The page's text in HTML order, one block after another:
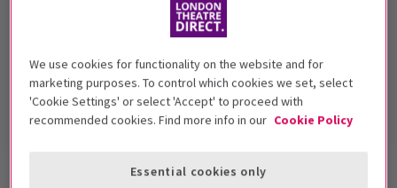
Entradas electrónicas gratuitas
Este programa ofrece entradas electrónicas gratuitas y sin
complicaciones
Información del espectáculo Accesibilidad
We use cookies for functionality on the website and for
marketing purposes. To control which cookies we set, select
'Cookie Settings' or select 'Accept' to proceed with
recommended cookies. Find more info in our Cookie Policy
Essential cookies only